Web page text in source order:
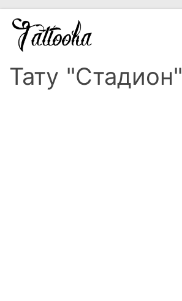
Тату "Стадион"